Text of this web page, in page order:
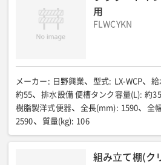
用
FLWCYKN
メーカー : 日野興業 型式: LX-WCP 給
約55
排水設備 便槽タンク容量(L): 約
樹脂製洋式便器
全長(mm): 1590 全
2590
質量(kg): 106
組み立て棚(ク